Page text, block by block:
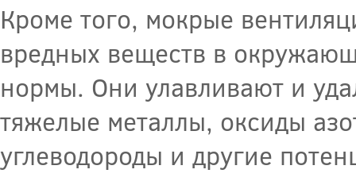
Кроме того, мокрые
вредных веществ в
нормы. Они улавливают и
тяжелые металлы, оксиды
углеводороды и другие